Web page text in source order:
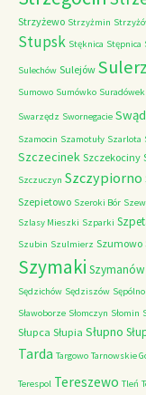
Strzyżewo Strzyżmin
Stupsk Stęknica Stępnica
Sulechów Sulejów
Sumowo Sumówko Suradówek
Swarzędz Swornegacie
Szamocin Szamotuły Szarlota
Szczecinek Szczekociny
Szczuczyn Szczypiorno
Szepietowo Szeroki Bór
Szlasy Mieszki Szparki
Szubin Szulmierz Szumowo
Szymaki Szymanów
Sędzichów Sędziszów
Sławoborze Słomczyn Słomin
Słupca Słupia Słupno
Tarda Targowo Tarnowskie
Terespol Tereszewo Tleń